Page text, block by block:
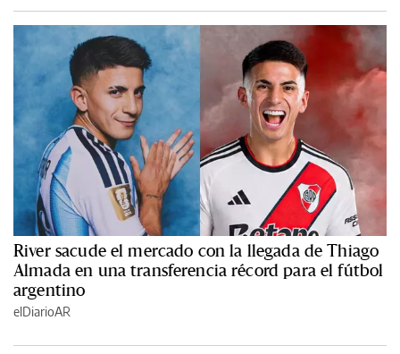
River sacude el mercado con la llegada de Thiago
Almada en una transferencia récord para el fútbol
argentino
elDiarioAR